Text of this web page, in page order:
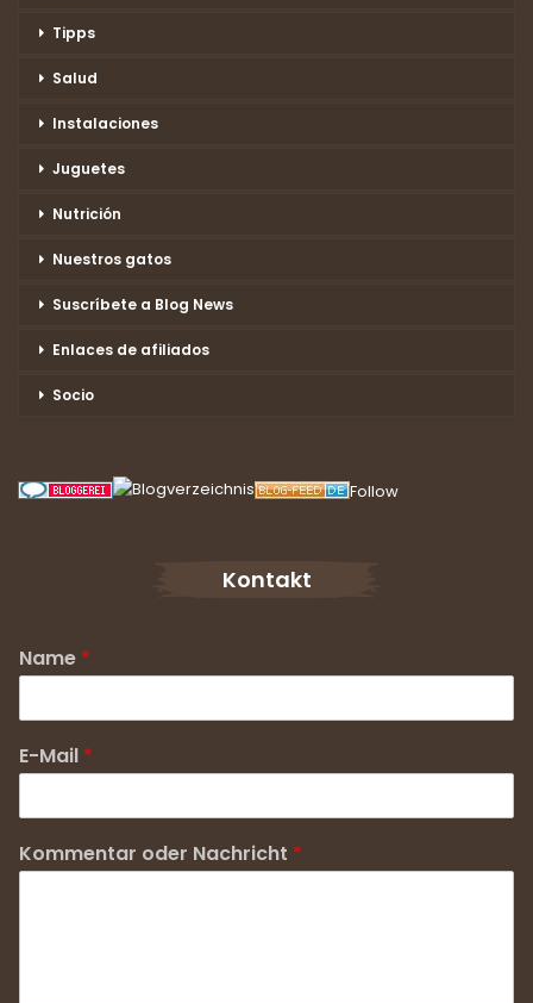
Tipps
Salud
Instalaciones
Juguetes
Nutrición
Nuestros gatos
Suscríbete a Blog News
Enlaces de afiliados
Socio
Follow
Kontakt
Name *
E-Mail *
Kommentar oder Nachricht *